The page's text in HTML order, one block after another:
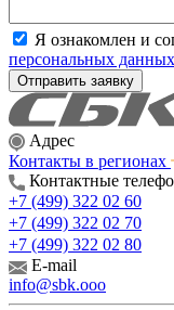
Я ознакомлен и
персональных
Отправить заявку
Адрес
Контакты в регионах
Контактные
+7 (499) 322 02 60
+7 (499) 322 02 70
+7 (499) 322 02 80
E-mail
info@sbk.ooo